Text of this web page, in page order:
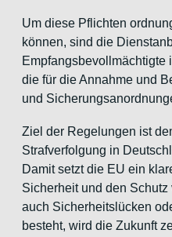
Um diese Pflichten
können, sind die
Empfangsbevollmächtigte
die für die Annahme und
und
Ziel der Regelungen ist
Strafverfolgung in
Damit setzt die EU ein
Sicherheit und den
auch Sicherheitslücken
besteht, wird die Zukunft